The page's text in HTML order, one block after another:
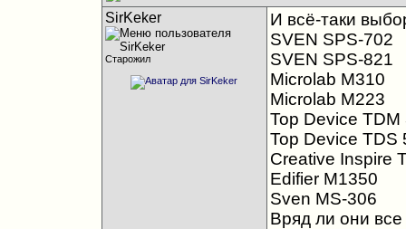
SirKeker
Старожил
И всё-таки
SVEN SPS-702
SVEN SPS-821
Microlab M310
Microlab M223
Top Device TDM
Top Device TDS
Creative Inspire
Edifier M1350
Sven MS-306
Вряд ли они